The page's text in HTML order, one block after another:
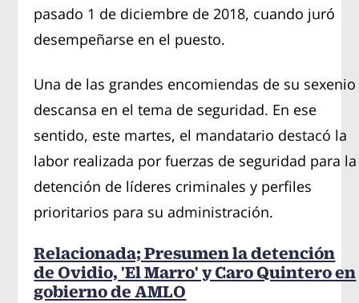
pasado 1 de diciembre de 2018, cuando juró
desempeñarse en el puesto.
Una de las grandes encomiendas de su sexenio
descansa en el tema de seguridad. En ese
sentido, este martes, el mandatario destacó la
labor realizada por fuerzas de seguridad para la
detención de líderes criminales y perfiles
prioritarios para su administración.
Relacionada; Presumen la detención
de Ovidio, 'El Marro' y Caro Quintero en
gobierno de AMLO